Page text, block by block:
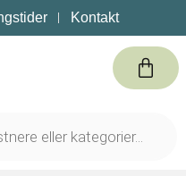
Kontakt